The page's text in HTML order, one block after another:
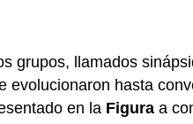
grupos, llamados
evolucionaron hasta
en la Figura a